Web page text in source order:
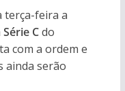
terça-feira a
Série Cdo
com a ordem e
ainda serão